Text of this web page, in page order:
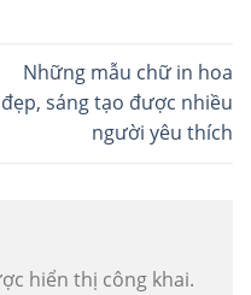
Những mẫu chữ in hoa
đẹp, sáng tạo được nhiều
người yêu thích
hiển thị công khai.